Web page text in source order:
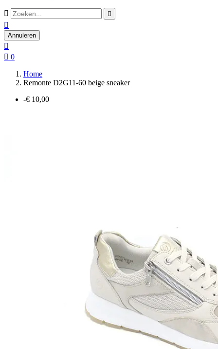
 

Annuleren

 0
Home
Remonte D2G11-60 beige sneaker
-€ 10,00